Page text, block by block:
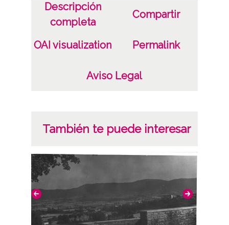
Descripción
completa
Compartir
OAI visualization Permalink
Aviso Legal
También te puede interesar